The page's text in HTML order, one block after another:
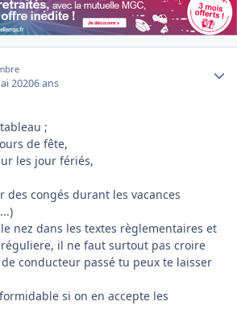
20206 ans
;
de fête,
les jour fériés,
des congés durant les vacances
nez dans les textes règlementaires et
il ne faut surtout pas croire
conducteur passé tu peux te laisser
si on en accepte les